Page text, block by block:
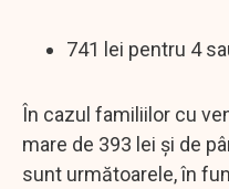
741 lei pentru 4
În cazul familiilor cu
mare de 393 lei și de
sunt următoarele, în